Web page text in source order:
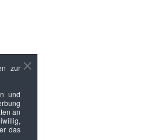
zur
und
an
das